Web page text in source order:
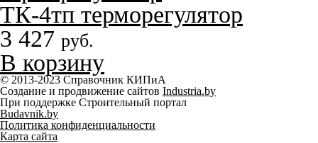
ТК-4тп терморегулятор
3 427 руб.
В корзину
© 2013-2023 Справочник КИПиА
Создание и продвижение сайтов Industria.by
При поддержке Строительный портал
Budavnik.by
Политика конфиденциальности
Карта сайта